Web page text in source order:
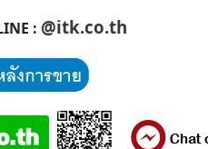
: @itk.co.th